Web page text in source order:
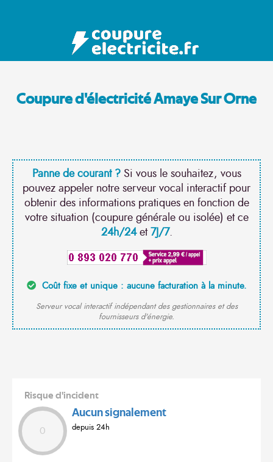
Coupure d'électricité Amaye Sur Orne
Panne de courant ?Si vous le souhaitez, vous
pouvez appeler notre serveur vocal interactif pour
obtenir des informations pratiques en fonction de
votre situation (coupure générale ou isolée) et ce
24h/24et7J/7.
Coût fixe et unique : aucune facturation à la minute.
Serveur vocal interactif indépendant des gestionnaires et des
fournisseurs d'énergie.
Risque d'incident
0
Aucun signalement
depuis 24h